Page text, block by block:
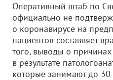
Оперативный штаб по
официально не
о коронавирусе на
пациентов составляет
того, выводы о
в результате
которые занимают до 30